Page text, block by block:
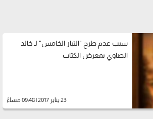
سبب عدم طرح "التيار الخامس" لـ خالد
الصاوي بمعرض الكتاب
23 يناير 2017 | 09:48 مساءً